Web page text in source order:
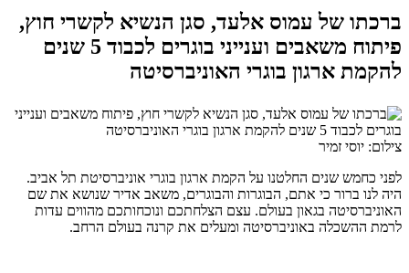
ברכתו של עמוס אלעד, סגן הנשיא לקשרי חוץ,
פיתוח משאבים וענייני בוגרים לכבוד 5 שנים
להקמת ארגון בוגרי האוניברסיטה
צילום: יוסי זמיר
לפני כחמש שנים החלטנו על הקמת ארגון בוגרי אוניברסיטת תל אביב.
היה לנו ברור כי אתם, הבוגרות והבוגרים, משאב אדיר שנושא את שם
האוניברסיטה בגאון בעולם. עצם הצלחתכם ונוכחותכם מהווים עדות
לרמת ההשכלה באוניברסיטה ומעלים את קרנה בעולם הרחב.